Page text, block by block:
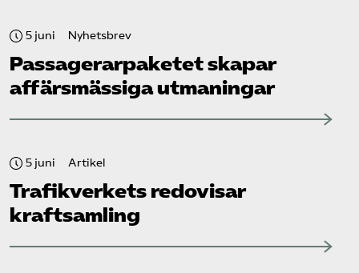
5 juni Nyhetsbrev
Passagerarpaketet skapar
affärsmässiga utmaningar
5 juni Artikel
Trafikverkets redovisar
kraftsamling